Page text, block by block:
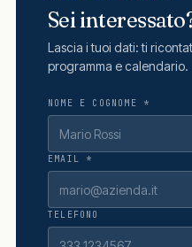
Sei
Lascia i tuoi dati: ti
programma e calendario.
NOME E COGNOME *
EMAIL *
TELEFONO